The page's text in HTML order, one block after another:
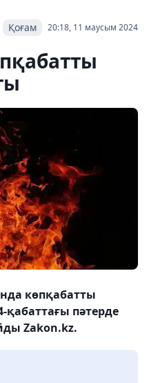
20:18, 11 маусым 2024
Қоғам
көпқабатты
қабаттағы пәтерде
Zakon.kz.